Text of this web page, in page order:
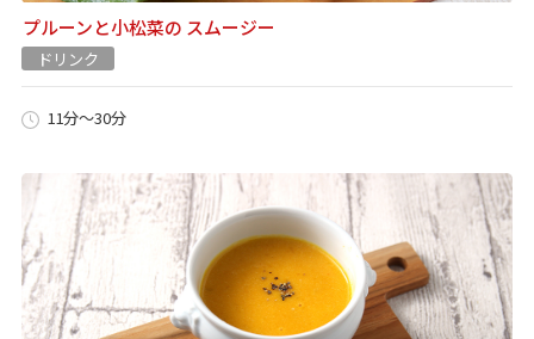
プルーンと小松菜の スムージー
ドリンク
11分～30分